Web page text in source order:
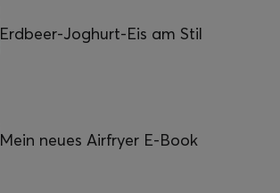
Erdbeer-Joghurt-Eis am Stil
Mein neues Airfryer E-Book